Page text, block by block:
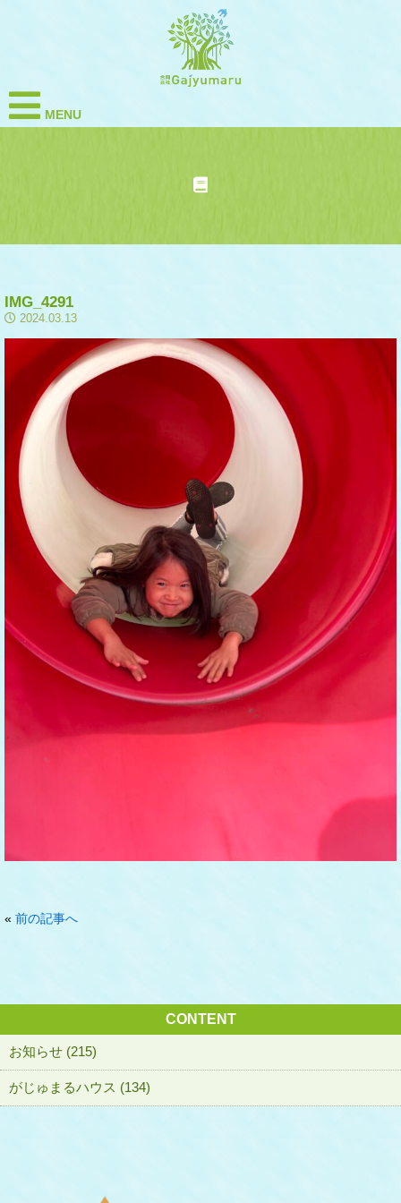
MENU
IMG_4291
2024.03.13
« 前の記事へ
CONTENT
お知らせ (215)
がじゅまるハウス (134)